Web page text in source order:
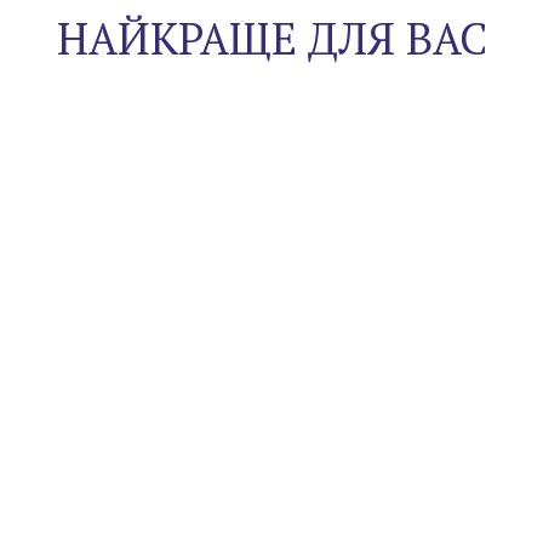
НАЙКРАЩЕ ДЛЯ ВАС